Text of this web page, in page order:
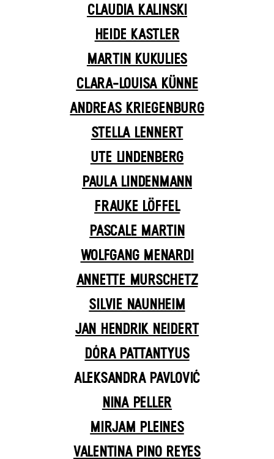
CLAUDIA KALINSKI
HEIDE KASTLER
MARTIN KUKULIES
CLARA-LOUISA KÜNNE
ANDREAS KRIEGENBURG
STELLA LENNERT
UTE LINDENBERG
PAULA LINDENMANN
FRAUKE LÖFFEL
PASCALE MARTIN
WOLFGANG MENARDI
ANNETTE MURSCHETZ
SILVIE NAUNHEIM
JAN HENDRIK NEIDERT
DÓRA PATTANTYUS
ALEKSANDRA PAVLOVIĆ
NINA PELLER
MIRJAM PLEINES
VALENTINA PINO REYES